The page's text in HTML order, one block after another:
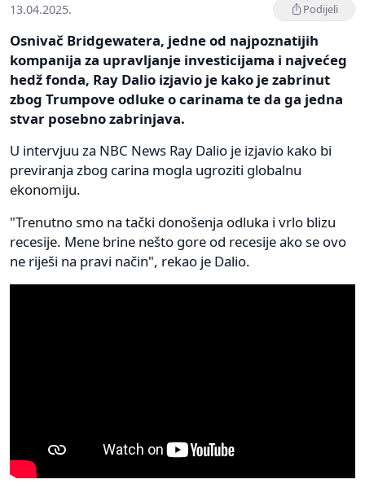
13.04.2025. Podijeli
Osnivač Bridgewatera, jedne od najpoznatijih
kompanija za upravljanje investicijama i najvećeg
hedž fonda, Ray Dalio izjavio je kako je zabrinut
zbog Trumpove odluke o carinama te da ga jedna
stvar posebno zabrinjava.
U intervjuu za NBC News Ray Dalio je izjavio kako bi
previranja zbog carina mogla ugroziti globalnu
ekonomiju.
"Trenutno smo na tački donošenja odluka i vrlo blizu
recesije. Mene brine nešto gore od recesije ako se ovo
ne riješi na pravi način", rekao je Dalio.